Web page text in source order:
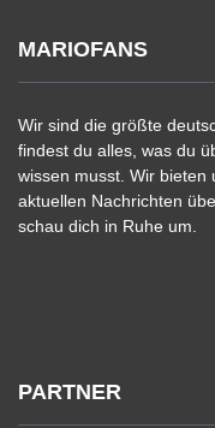
MARIOFANS
Wir sind die größte
findest du alles, was du
wissen musst. Wir bieten
aktuellen Nachrichten
schau dich in Ruhe um.
PARTNER